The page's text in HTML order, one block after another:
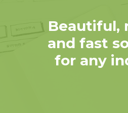
Beautiful,
and fast
for any